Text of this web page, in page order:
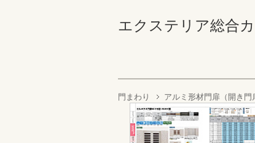
エクステリア総合
門まわり アルミ形材門扉（開き門